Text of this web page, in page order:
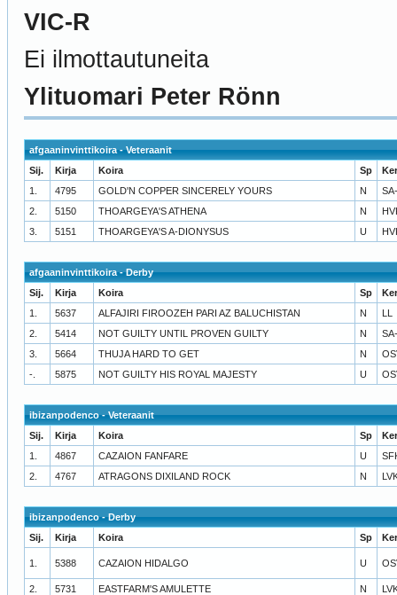
VIC-R
Ei ilmottautuneita
Ylituomari Peter Rönn
afgaaninvinttikoira - Veteraanit
Sij.
Kirja Koira Sp
1.
4795 GOLD'N COPPER SINCERELY YOURS N
2.
5150 THOARGEYA'S ATHENA N
3.
5151 THOARGEYA'S A-DIONYSUS U
afgaaninvinttikoira - Derby
Sij.
Kirja Koira Sp
1.
5637 ALFAJIRI FIROOZEH PARI AZ BALUCHISTAN N
LL
2.
5414 NOT GUILTY UNTIL PROVEN GUILTY N
3.
5664 THUJA HARD TO GET N
-.
5875 NOT GUILTY HIS ROYAL MAJESTY U
ibizanpodenco - Veteraanit
Sij.
Kirja Koira Sp
1.
4867 CAZAION FANFARE U
2.
4767 ATRAGONS DIXILAND ROCK N
ibizanpodenco - Derby
Sij.
Kirja Koira Sp
1. 5388 CAZAION HIDALGO U
2. 5731 EASTFARM'S AMULETTE N